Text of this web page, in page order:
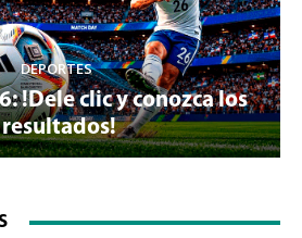
DEPORTES
!Dele clic y conozca los
resultados!